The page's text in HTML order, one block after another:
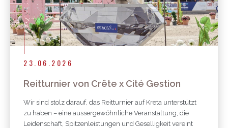
23.06.2026
Reitturnier von Crête x Cité Gestion
Wir sind stolz darauf, das Reitturnier auf Kreta unterstützt
zu haben – eine aussergewöhnliche Veranstaltung, die
Leidenschaft, Spitzenleistungen und Geselligkeit vereint